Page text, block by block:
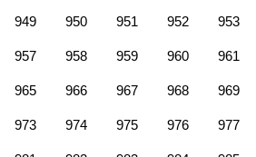
949 950 951 952 953
957 958 959 960 961
965 966 967 968 969
973 974 975 976 977